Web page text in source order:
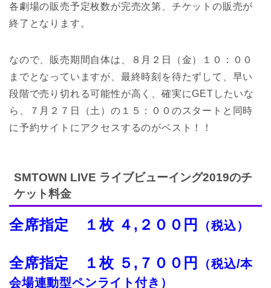
各劇場の販売予定枚数が完売次第、チケットの販売が
終了となります。
なので、販売期間自体は、８月２日（金）１０：００
までとなっていますが、最終時刻を待たずして、早い
段階で売り切れる可能性が高く、確実にGETしたいな
ら、７月２７日（土）の１５：００のスタートと同時
に予約サイトにアクセスするのがベスト！！
SMTOWN LIVE ライブビューイング2019のチ
ケット料金
全席指定 １枚 ４,２００円 （税込）
全席指定 １枚 ５,７００円
（税込/本
会場連動型ペンライト付き）